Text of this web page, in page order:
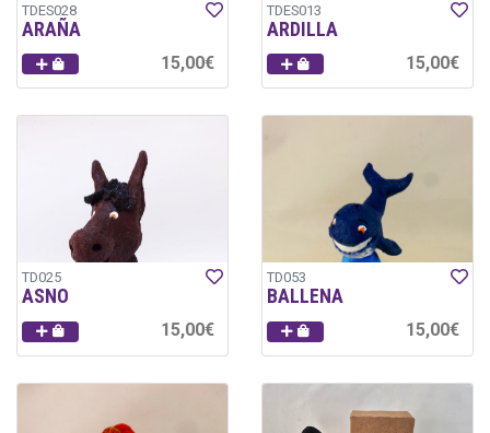
TDES028
ARAÑA
15,00€
TDES013
ARDILLA
15,00€
TD025
ASNO
15,00€
TD053
BALLENA
15,00€